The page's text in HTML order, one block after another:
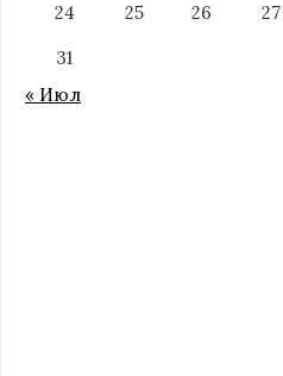
24
25 26 27
31
« Июл